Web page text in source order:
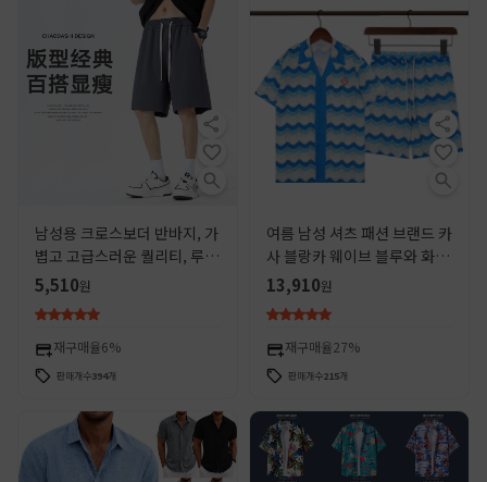
남성용 크로스보더 반바지, 가
볍고 고급스러운 퀄리티, 루즈
핏 5부 바지, 속건 아이스 실
크, 외국 무역 캐주얼 비치 팬
츠
5,510원
재구매율6%
판매개수394개
여름 남성 셔츠 패션 브랜드 카
사 블랑카 웨이브 블루와 화이
트 컬러 매칭 프린트 비치 캐주
얼 반바지 셔츠
13,910원
재구매율27%
판매개수215개